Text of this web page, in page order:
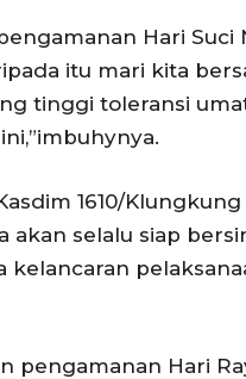
Hari
itu mari kita
tinggi toleransi
1610/
akan selalu siap
kelancaran
pengamanan Hari